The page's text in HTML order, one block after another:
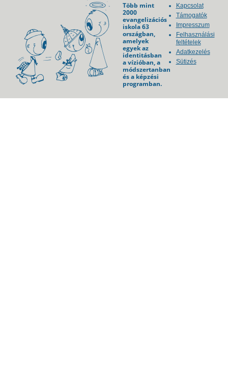
Több mint
2000
evangelizációs
iskola 63
országban,
amelyek
egyek az
identitásban
a vízióban, a
módszertanban
és a képzési
programban.
Kapcsolat
Támogatók
Impresszum
Felhasználási
feltételek
Adatkezelés
Sütizés